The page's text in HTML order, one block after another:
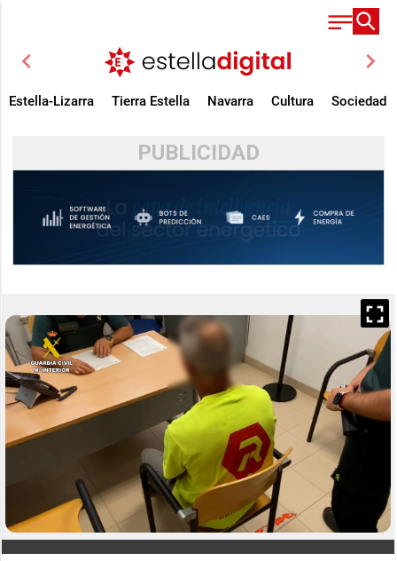
chevron_left chevron_right
Estella-Lizarra Tierra Estella Navarra Cultura Sociedad
PUBLICIDAD